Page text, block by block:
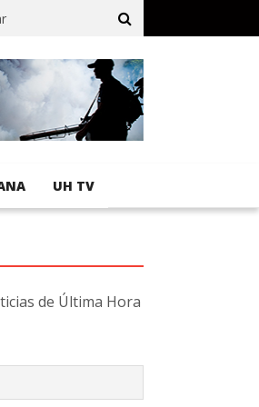
en obras de terracería
UH TV
de Última Hora